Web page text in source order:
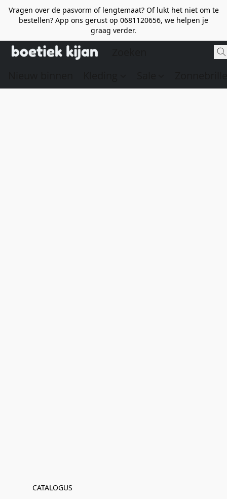
Vragen over de pasvorm of lengtemaat? Of lukt het niet om te
bestellen? App ons gerust op 0681120656, we helpen je
graag verder.
CATALOGUS